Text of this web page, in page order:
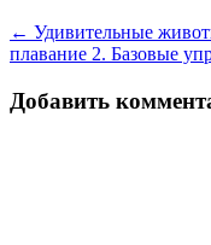
← Удивительные
плавание 2. Базовые
Добавить